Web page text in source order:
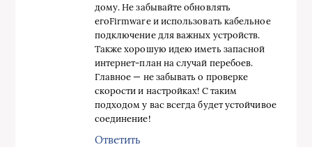
дому. Не забывайте обновлять
егоFirmware и использовать кабельное
подключение для важных устройств.
Также хорошую идею иметь запасной
интернет-план на случай перебоев.
Главное — не забывать о проверке
скорости и настройках! С таким
подходом у вас всегда будет устойчивое
соединение!
Ответить